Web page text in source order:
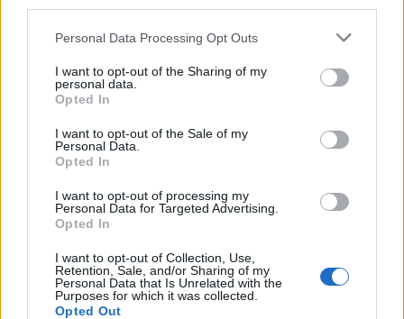
Please note that this website/app uses one or more Google
not limited to your visit or usage behaviour. You may click to
grant or deny consent to Google and its third-party tags to
use your data for below specified purposes in below Google
consent section.
Personal Data Processing Opt Outs
I want to opt-out of the Sharing of my
personal data.
Opted In
I want to opt-out of the Sale of my
Personal Data.
Opted In
I want to opt-out of processing my
Personal Data for Targeted Advertising.
Opted In
I want to opt-out of Collection, Use,
Retention, Sale, and/or Sharing of my
Personal Data that Is Unrelated with the
Purposes for which it was collected.
Opted Out
Az Alba Fehérvár női kézilabda csapata döntetlent játszott a
bajnokság 13. helyén álló NEKA együttesével.
Az Alba Fehérvár KC jelenlegi vezetőedzője veszi át a
Kisvárda női kézilabdacsapatának irányítását
2023.04.07